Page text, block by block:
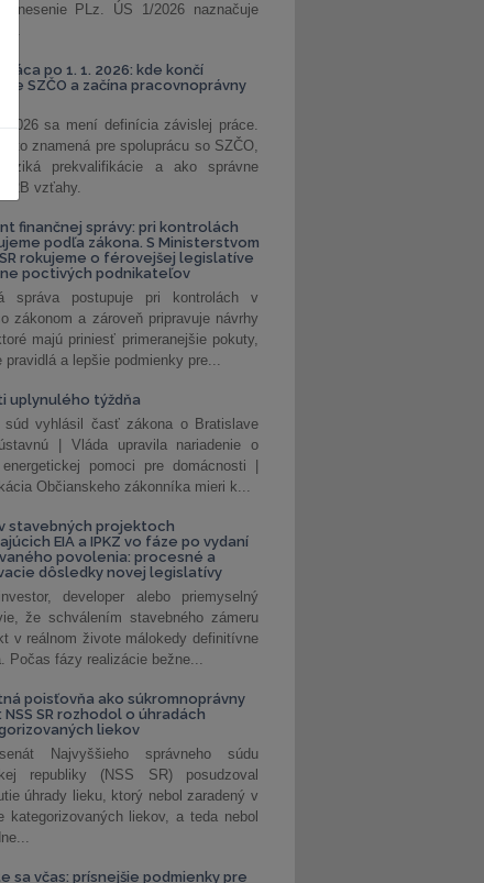
Uznesenie PLz. ÚS 1/2026 naznačuje
práca po 1. 1. 2026: kde končí
SZČO a začína pracovnoprávny
2026 sa mení definícia závislej práce.
to znamená pre spoluprácu so SZČO,
prekvalifikácie a ako správne
B2B vzťahy.
finančnej správy: pri kontrolách
podľa zákona. S Ministerstvom
rokujeme o férovejšej legislatíve
poctivých podnikateľov
správa postupuje pri kontrolách v
zákonom a zároveň pripravuje návrhy
majú priniesť primeranejšie pokuty,
pravidlá a lepšie podmienky pre...
uplynulého týždňa
súd vyhlásil časť zákona o Bratislave
| Vláda upravila nariadenie o
pomoci pre domácnosti |
Občianskeho zákonníka mieri k...
stavebných projektoch
EIA a IPKZ vo fáze po vydaní
povolenia: procesné a
dôsledky novej legislatívy
developer alebo priemyselný
že schválením stavebného zámeru
v reálnom živote málokedy definitívne
Počas fázy realizácie bežne...
poisťovňa ako súkromnoprávny
SR rozhodol o úhradách
liekov
Najvyššieho správneho súdu
republiky (NSS SR) posudzoval
úhrady lieku, ktorý nebol zaradený v
kategorizovaných liekov, a teda nebol
sa včas: prísnejšie podmienky pre